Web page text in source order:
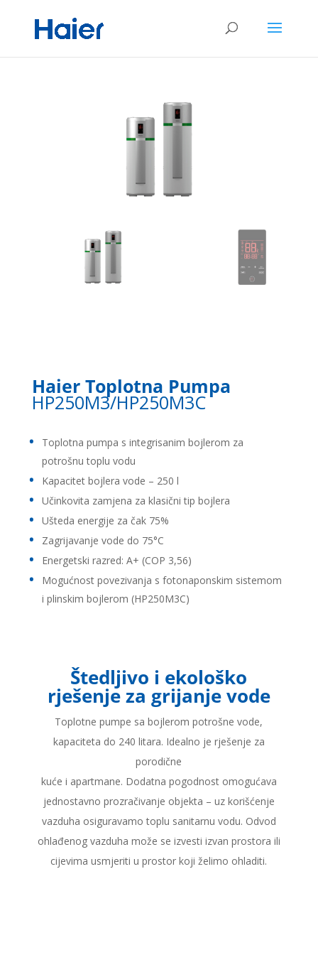
Haier Toplotna Pumpa
HP250M3/HP250M3C
Toplotna pumpa s integrisanim bojlerom za
potrošnu toplu vodu
Kapacitet bojlera vode – 250 l
Učinkovita zamjena za klasični tip bojlera
Ušteda energije za čak 75%
Zagrijavanje vode do 75°C
Energetski razred: A+ (COP 3,56)
Mogućnost povezivanja s fotonaponskim sistemom
i plinskim bojlerom (HP250M3C)
Štedljivo i ekološko
rješenje za grijanje vode
Toplotne pumpe sa bojlerom potrošne vode,
kapaciteta do 240 litara. Idealno je rješenje za
porodične
kuće i apartmane. Dodatna pogodnost omogućava
jednostavno prozračivanje objekta – uz korišćenje
vazduha osiguravamo toplu sanitarnu vodu. Odvod
ohlađenog vazduha može se izvesti izvan prostora ili
cijevima usmjeriti u prostor koji želimo ohladiti.